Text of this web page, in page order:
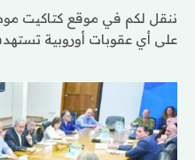
ننقل لكم في موقع كتاكيت
على أي عقوبات أوروبية